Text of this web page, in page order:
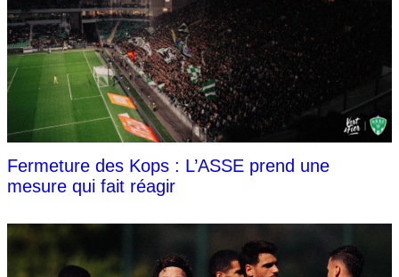
Fermeture des Kops : L’ASSE prend une
mesure qui fait réagir